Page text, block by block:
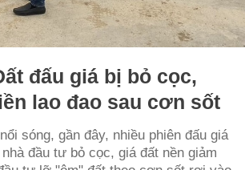
đấu giá bị bỏ cọc,
lao đao sau cơn sốt
sóng, gần đây, nhiều phiên đấu giá
đầu tư bỏ cọc, giá đất nền giảm